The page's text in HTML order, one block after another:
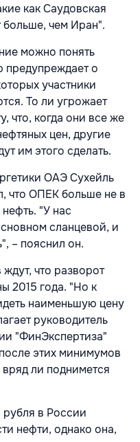
как Саудовская
больше, чем Иран".
можно понять
предупреждает о
участники
То ли угрожает
что, когда они все же
цен, другие
им этого сделать.
ОАЭ Сухейль
что ОПЕК больше не в
"У нас
сланцевой, и
– пояснил он.
что разворот
2015 года. "Но к
наименьшую цену
руководитель
"ФинЭкспертиза"
этих минимумов
ли поднимется
в России
нефти, однако она,